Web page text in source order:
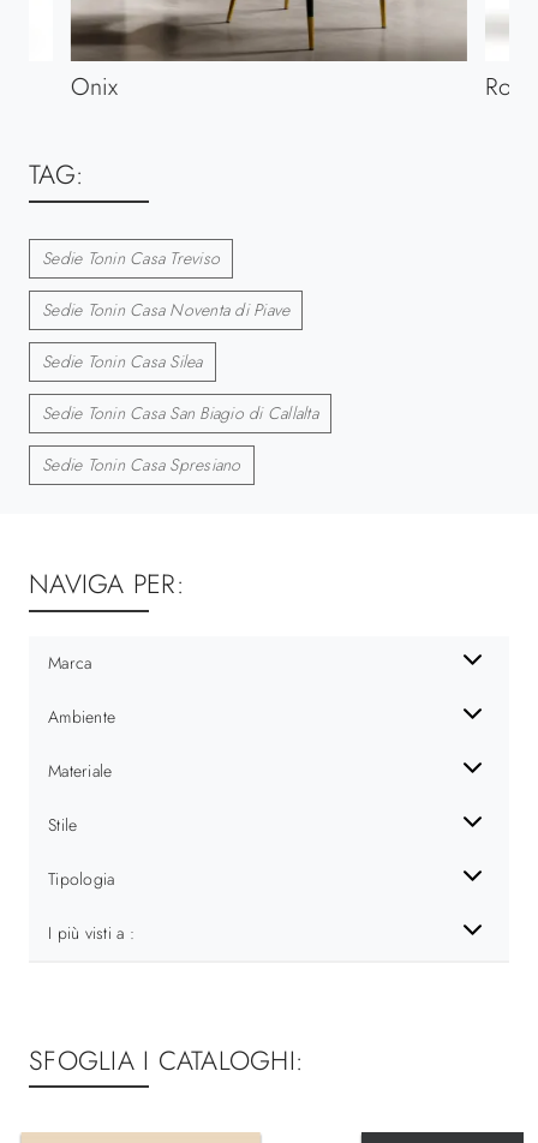
Onix Road
TAG:
Sedie Tonin Casa Treviso
Sedie Tonin Casa Noventa di Piave
Sedie Tonin Casa Silea
Sedie Tonin Casa San Biagio di Callalta
Sedie Tonin Casa Spresiano
NAVIGA PER:
Marca
Ambiente
Materiale
Stile
Tipologia
I più visti a :
SFOGLIA I CATALOGHI: